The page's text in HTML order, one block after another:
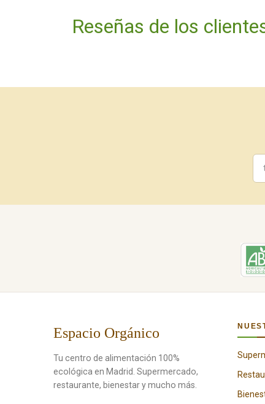
Reseñas de los
Espacio Orgánico
Tu centro de alimentación 100%
ecológica en Madrid. Supermercado,
restaurante, bienestar y mucho más.